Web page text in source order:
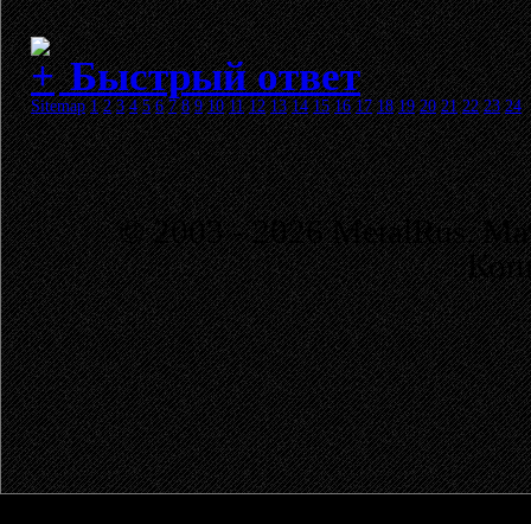
Быстрый ответ
Sitemap 1 2 3 4 5 6 7 8 9 10 11 12 13 14 15 16 17 18 19 20 21 22 23 24
© 2003 - 2026 MetalRus.